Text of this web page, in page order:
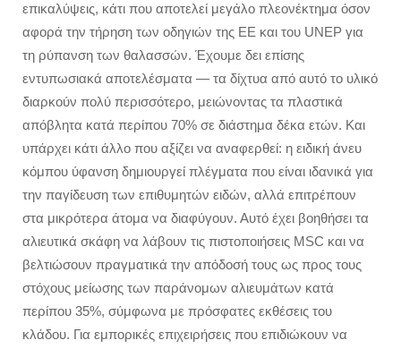
επικαλύψεις, κάτι που αποτελεί μεγάλο πλεονέκτημα όσον
αφορά την τήρηση των οδηγιών της ΕΕ και του UNEP για
τη ρύπανση των θαλασσών. Έχουμε δει επίσης
εντυπωσιακά αποτελέσματα — τα δίχτυα από αυτό το υλικό
διαρκούν πολύ περισσότερο, μειώνοντας τα πλαστικά
απόβλητα κατά περίπου 70% σε διάστημα δέκα ετών. Και
υπάρχει κάτι άλλο που αξίζει να αναφερθεί: η ειδική άνευ
κόμπου ύφανση δημιουργεί πλέγματα που είναι ιδανικά για
την παγίδευση των επιθυμητών ειδών, αλλά επιτρέπουν
στα μικρότερα άτομα να διαφύγουν. Αυτό έχει βοηθήσει τα
αλιευτικά σκάφη να λάβουν τις πιστοποιήσεις MSC και να
βελτιώσουν πραγματικά την απόδοσή τους ως προς τους
στόχους μείωσης των παράνομων αλιευμάτων κατά
περίπου 35%, σύμφωνα με πρόσφατες εκθέσεις του
κλάδου. Για εμπορικές επιχειρήσεις που επιδιώκουν να